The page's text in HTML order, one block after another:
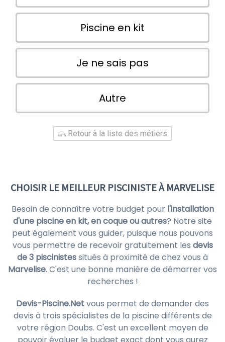
Piscine en kit
Je ne sais pas
Autre
Retour à la liste des métiers
CHOISIR LE MEILLEUR PISCINISTE À MARVELISE
Besoin de connaître votre budget pour l'installation
d'une piscine en kit, en coque ou autres? Notre site
peut également vous guider, puisque nous pouvons
vous permettre de recevoir gratuitement les devis
de 3 piscinistessitués à proximité de chez vous à
Marvelise. C'est une bonne manière de démarrer vos
recherches !
Devis-Piscine.Netvous permet de demander des
devis à trois spécialistes de la piscine différents de
votre région Doubs. C'est un excellent moyen de